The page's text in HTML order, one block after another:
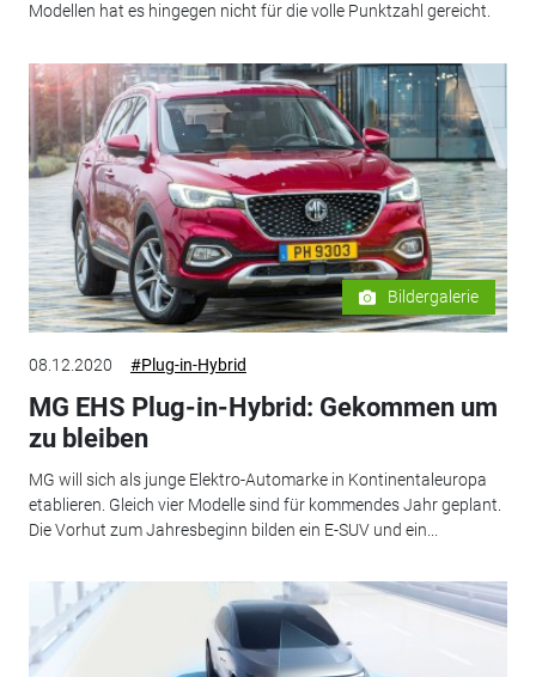
Modellen hat es hingegen nicht für die volle Punktzahl gereicht.
Bildergalerie
08.12.2020 #Plug-in-Hybrid
MG EHS Plug-in-Hybrid: Gekommen um
zu bleiben
MG will sich als junge Elektro-Automarke in Kontinentaleuropa
etablieren. Gleich vier Modelle sind für kommendes Jahr geplant.
Die Vorhut zum Jahresbeginn bilden ein E-SUV und ein...